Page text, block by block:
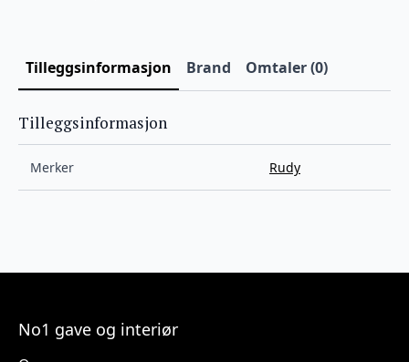
Tilleggsinformasjon Brand Omtaler (0)
Tilleggsinformasjon
Merker Rudy
No1 gave og interiør